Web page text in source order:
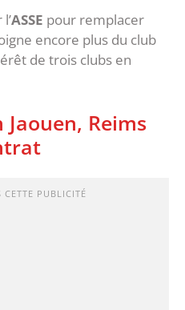
ASSE pour remplacer
encore plus du club
de trois clubs en
Jaouen, Reims
CETTE PUBLICITÉ